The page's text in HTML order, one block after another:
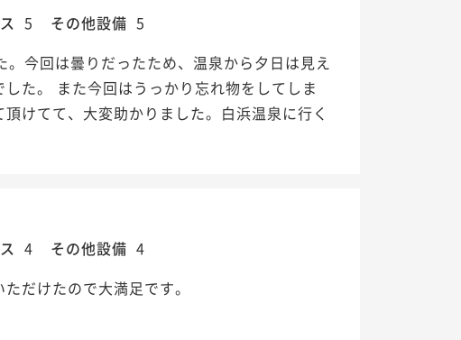
5 その他設備 5
今回は曇りだったため、温泉から夕日は見え
た。 また今回はうっかり忘れ物をしてしま
けてて、大変助かりました。白浜温泉に行く
4 その他設備 4
だけたので大満足です。